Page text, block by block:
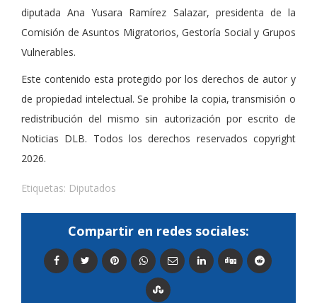
diputada Ana Yusara Ramírez Salazar, presidenta de la
Comisión de Asuntos Migratorios, Gestoría Social y Grupos
Vulnerables.
Este contenido esta protegido por los derechos de autor y
de propiedad intelectual. Se prohibe la copia, transmisión o
redistribución del mismo sin autorización por escrito de
Noticias DLB. Todos los derechos reservados copyright
2026.
Etiquetas: Diputados
Compartir en redes sociales: